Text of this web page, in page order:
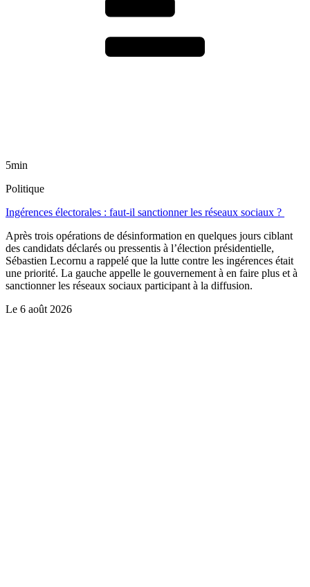
5min
Politique
Ingérences électorales : faut-il sanctionner les réseaux sociaux ?
Après trois opérations de désinformation en quelques jours ciblant
des candidats déclarés ou pressentis à l’élection présidentielle,
Sébastien Lecornu a rappelé que la lutte contre les ingérences était
une priorité. La gauche appelle le gouvernement à en faire plus et à
sanctionner les réseaux sociaux participant à la diffusion.
Le 6 août 2026